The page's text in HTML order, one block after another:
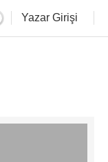
Yazar Girişi